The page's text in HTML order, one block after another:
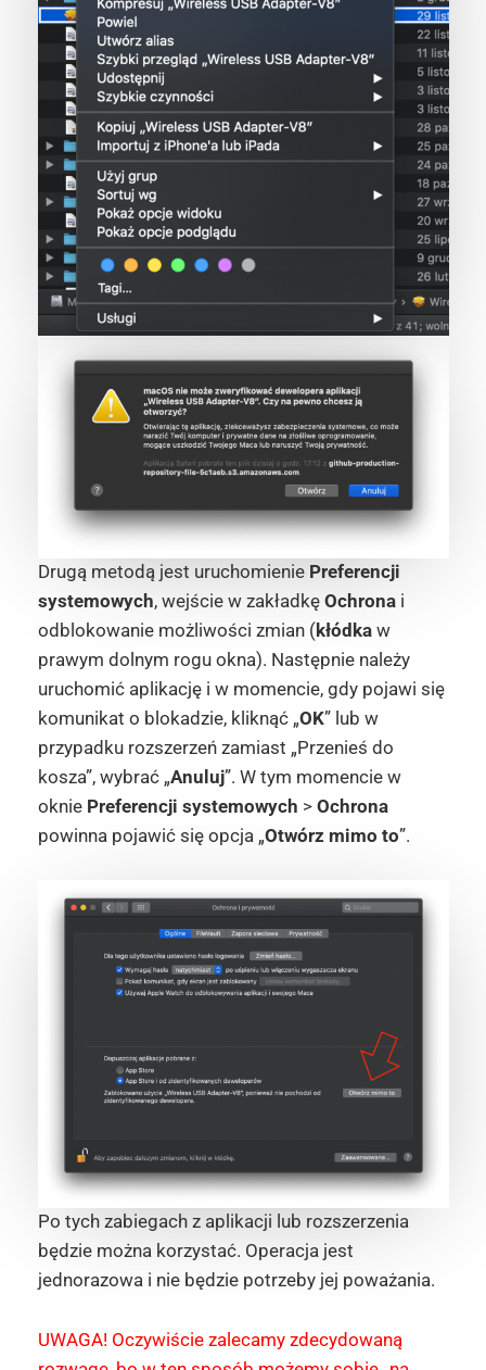
Drugą metodą jest uruchomienie Preferencji
systemowych, wejście w zakładkę Ochronai
odblokowanie możliwości zmian (kłódkaw
prawym dolnym rogu okna). Następnie należy
uruchomić aplikację i w momencie, gdy pojawi się
komunikat o blokadzie, kliknąć „OK” lub w
przypadku rozszerzeń zamiast „Przenieś do
kosza”, wybrać „Anuluj”. W tym momencie w
oknie Preferencji systemowych > Ochrona
powinna pojawić się opcja „Otwórz mimo to”.
Po tych zabiegach z aplikacji lub rozszerzenia
będzie można korzystać. Operacja jest
jednorazowa i nie będzie potrzeby jej poważania.
UWAGA! Oczywiście zalecamy zdecydowaną